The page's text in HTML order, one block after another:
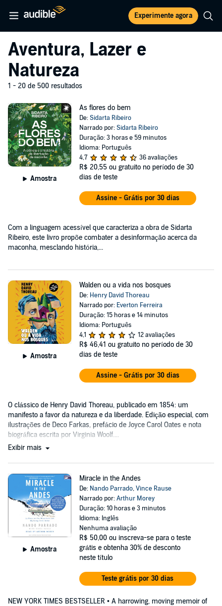
Experimente agora
Aventura, Lazer e
Natureza
1 - 20 de 500 resultados
Amostra
As flores do bem
De:Sidarta Ribeiro
Narrado por:Sidarta Ribeiro
Duração: 3 horas e 59 minutos
Idioma: Português
4,7
36 avaliações
R$ 20,55 ou gratuito no período de 30
dias de teste
Assine - Grátis por 30 dias
Com a linguagem acessível que caracteriza a obra de Sidarta
Ribeiro, este livro propõe combater a desinformação acerca da
maconha, mesclando história,...
Amostra
Walden ou a vida nos bosques
De: Henry David Thoreau
Narrado por: Everton Ferreira
Duração: 15 horas e 14 minutos
Idioma: Português
4,1
12 avaliações
R$ 46,41 ou gratuito no período de 30
dias de teste
Assine - Grátis por 30 dias
O clássico de Henry David Thoreau, publicado em 1854: um
manifesto a favor da natureza e da liberdade. Edição especial, com
ilustrações de Deco Farkas, prefácio de Joyce Carol Oates e nota
biográfica escrita por Virginia Woolf....
Exibir mais
Amostra
Miracle in the Andes
De: Nando Parrado,Vince Rause
Narrado por:Arthur Morey
Duração: 10 horas e 3 minutos
Idioma: Inglês
Nenhuma avaliação
R$ 50,00 ou inscreva-se para o teste
grátis e obtenha 30% de desconto
neste título
Teste grátis por 30 dias
NEW YORK TIMES BESTSELLER • A harrowing, moving memoir of